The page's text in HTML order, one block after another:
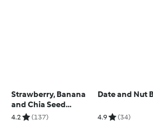
Strawberry, Banana
and Chia Seed
Breakfast Loaf
4.2 (137)
Date and Nut
4.9 (34)